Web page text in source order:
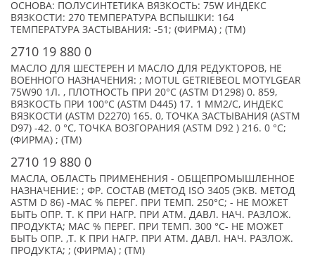
ОСНОВА: ПОЛУСИНТЕТИКА ВЯЗКОСТЬ: 75W ИНДЕКС
ВЯЗКОСТИ: 270 ТЕМПЕРАТУРА ВСПЫШКИ: 164
ТЕМПЕРАТУРА ЗАСТЫВАНИЯ: -51; (ФИРМА) ; (TM)
2710 19 880 0
МАСЛО ДЛЯ ШЕСТЕРЕН И МАСЛО ДЛЯ РЕДУКТОРОВ, НЕ
ВОЕННОГО НАЗНАЧЕНИЯ: ; MOTUL GETRIEBEOL MOTYLGEAR
75W90 1Л. , ПЛОТНОСТЬ ПРИ 20°C (ASTM D1298) 0. 859,
ВЯЗКОСТЬ ПРИ 100°C (ASTM D445) 17. 1 ММ2/С, ИНДЕКС
ВЯЗКОСТИ (ASTM D2270) 165. 0, ТОЧКА ЗАСТЫВАНИЯ (ASTM
D97) -42. 0 °C, ТОЧКА ВОЗГОРАНИЯ (ASTM D92 ) 216. 0 °C;
(ФИРМА) ; (TM)
2710 19 880 0
МАСЛА, ОБЛАСТЬ ПРИМЕНЕНИЯ - ОБЩЕПРОМЫШЛЕННОЕ
НАЗНАЧЕНИЕ: ; ФР. СОСТАВ (МЕТОД ISO 3405 (ЭКВ. МЕТОД
ASTM D 86) -МАС % ПЕРЕГ. ПРИ ТЕМП. 250°С; - НЕ МОЖЕТ
БЫТЬ ОПР. Т. К ПРИ НАГР. ПРИ АТМ. ДАВЛ. НАЧ. РАЗЛОЖ.
ПРОДУКТА; МАС % ПЕРЕГ. ПРИ ТЕМП. 300 °С- НЕ МОЖЕТ
БЫТЬ ОПР. ,Т. К ПРИ НАГР. ПРИ АТМ. ДАВЛ. НАЧ. РАЗЛОЖ.
ПРОДУКТА; ; (ФИРМА) ; (TM)